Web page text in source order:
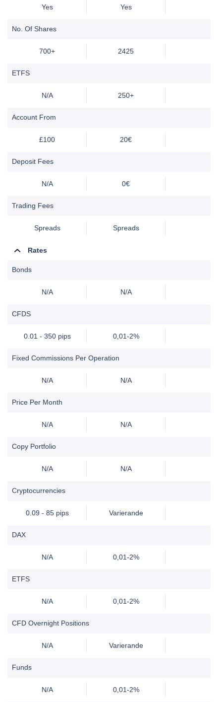
Yes Yes
No. Of Shares
700+ 2425
ETFS
N/A 250+
Account From
£100 20€
Deposit Fees
N/A 0€
Trading Fees
Spreads Spreads
Rates
Bonds
N/A N/A
CFDS
0.01 - 350 pips 0,01-2%
Fixed Commissions Per Operation
N/A N/A
Price Per Month
N/A N/A
Copy Portfolio
N/A N/A
Cryptocurrencies
0.09 - 85 pips Varierande
DAX
N/A 0,01-2%
ETFS
N/A 0,01-2%
CFD Overnight Positions
N/A Varierande
Funds
N/A 0,01-2%